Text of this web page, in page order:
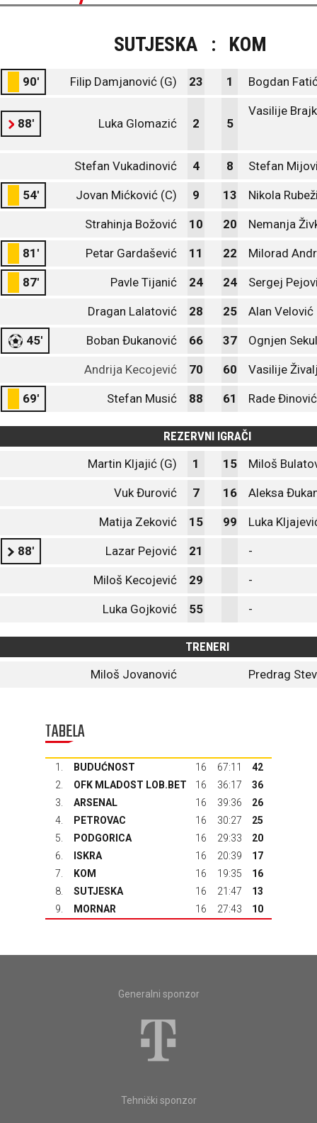
SUTJESKA : KOM
90' Filip Damjanović (G) 23 1 Bogdan
88' Luka Glomazić 2 5
Vasilije
Stefan Vukadinović 4 8 Stefan
54' Jovan Mićković (C) 9 13 Nikola
Strahinja Božović 10 20 Nemanja
81' Petar Gardašević 11 22 Milorad
87' Pavle Tijanić 24 24 Sergej
Dragan Lalatović 28 25 Alan Velović
45' Boban Đukanović 66 37 Ognjen
Andrija Kecojević 70 60 Vasilije
69' Stefan Musić 88 61 Rade Đinović
REZERVNI IGRAČI
Martin Kljajić (G)
1 15 Miloš
Vuk Đurović 7 16 Aleksa
Matija Zeković 15 99 Luka
88' Lazar Pejović 21 -
Miloš Kecojević 29 -
Luka Gojković 55 -
TRENERI
Miloš Jovanović
Predrag
TABELA
1. BUDUĆNOST 16 67:11
42
2.
OFK MLADOST LOB.BET 16 36:17
36
3.
ARSENAL 16 39:36
26
4.
PETROVAC 16 30:27
25
5.
PODGORICA 16 29:33
20
6.
ISKRA 16 20:39
17
7.
KOM 16 19:35
16
8.
SUTJESKA 16 21:47
13
9.
MORNAR 16 27:43 10
Generalni sponzor
Tehnički sponzor